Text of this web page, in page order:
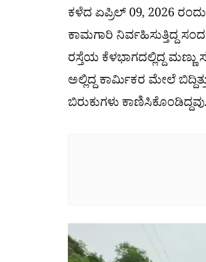
ಕಳೆದ ಏಪ್ರಿಲ್ 09, 2026
ಕಾಮಗಾರಿ ನಿರ್ವಹಿಸುತ್ತಿದ್ದ
ರಸ್ತೆಯ ಕೆಳಭಾಗದಲ್ಲಿದ್ದ
ಅಲ್ಲಿದ್ದ ಕಾರ್ಮಿಕರ ಮೇಲೆ
ಬಿರುಕುಗಳು ಕಾಣಿಸಿಕೊಂಡಿದ್ದವು.